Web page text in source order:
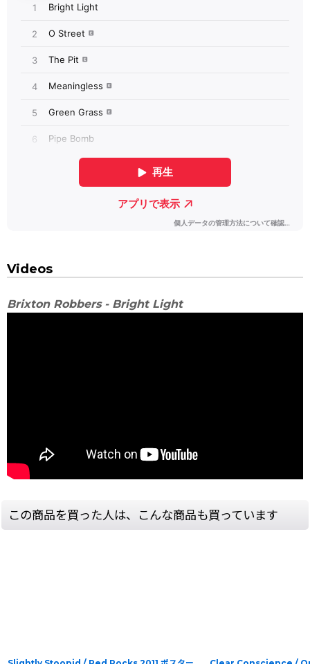
Videos
Brixton Robbers - Bright Light
この商品を買った人は、こんな商品も買っています